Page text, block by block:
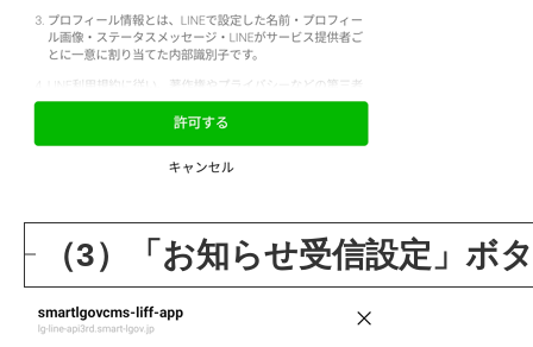
（3）「お知らせ受信設定」ボ